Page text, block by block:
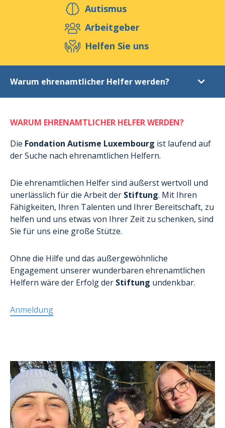
Helfen Sie uns
Veranstaltungen Publikationen
Media Ressourcen & Werkzeuge
Autismus
Arbeitgeber
Helfen Sie uns
Warum ehrenamtlicher Helfer werden?
Ehrenamtliche Helfer
Warum ehrenamtlicher Helfer werden?
Verschiedene Formen einer ehrenamtlichen Tätigkeit
Label de Qualité BÉNÉVOLAT
Unsere aktuellen Projekte
Formular Ehrenamt
WARUM EHRENAMTLICHER HELFER WERDEN?
Die Fondation Autisme Luxembourg ist laufend auf
der Suche nach ehrenamtlichen Helfern.
Die ehrenamtlichen Helfer sind äußerst wertvoll und
unerlässlich für die Arbeit der Stiftung. Mit Ihren
Fähigkeiten, Ihren Talenten und Ihrer Bereitschaft, zu
helfen und uns etwas von Ihrer Zeit zu schenken, sind
Sie für uns eine große Stütze.
Ohne die Hilfe und das außergewöhnliche
Engagement unserer wunderbaren ehrenamtlichen
Helfern wäre der Erfolg der Stiftung undenkbar.
Anmeldung